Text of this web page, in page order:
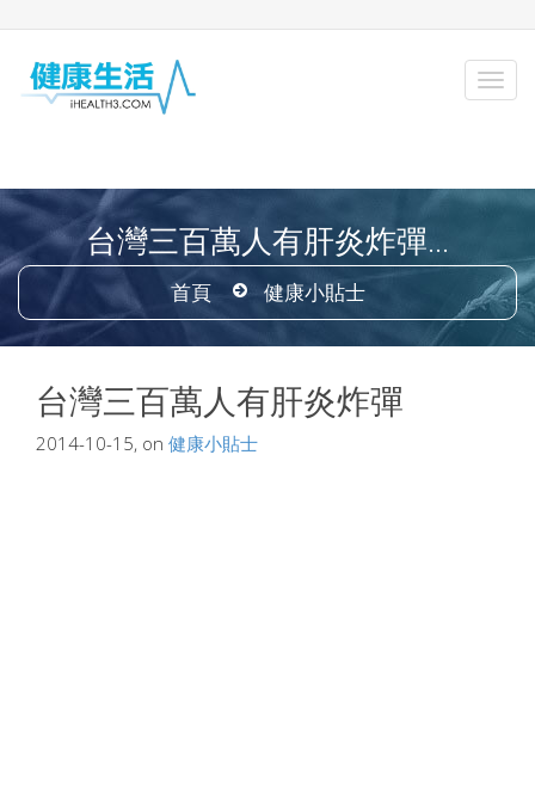
台灣三百萬人有肝炎炸彈...
首頁 健康小貼士
台灣三百萬人有肝炎炸彈
2014-10-15, on 健康小貼士